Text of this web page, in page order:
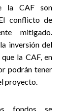
la CAF son
conflicto de
mitigado.
inversión del
la CAF, en
podrán tener
proyecto.
fondos se